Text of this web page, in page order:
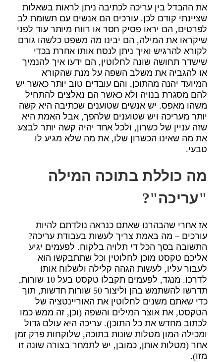
את ההבדל בין עריכה לכתיבה ניתן לראות בשאלות
שציינתי קודם לכן. עורכים הם אנשים עם תשומת לב
לפרטים, הם יראו פסיק חסר או רווח מיותר עוד לפני
שיקראו את המילה, הם יבינו מה משפט כלשהו גורם
לקורא להרגיש ואיך ניתן לנסח אותו אחרת בכדי
שישדר תחושה שונה לחלוטין, הם ידעו איך להנמיך
או להגביה את משלב השפה על מנת שהקורא
המיועד יהנה מהתוכן, והם עובדים טוב יותר כאשר יש
להם מסגרת בנויה ולא כאשר הם נאלצים להתחיל
משהו מאפס. יש אנשים שטוענים שכתיבה היא קשה
יותר מעריכה ויש שטוענים שלהפך, אבל האמת היא
שזה עניין של כשרון, ולכל אחד יהיה קשה יותר לבצע
את מה שאינו הכשרון שלו, את מה שלא מגיע לו
טבעי.
מה כוללת בתוכה המילה
"עריכה"?
אז אחרי שהבהרנו שאתם כנראה נולדתם להיות
עורכים – מה באמת צריך לעשות בעבודת עריכה?
התשובה בסך הכל די תלויה בלקוח. לפעמים יגיע
אליכם טקסט מוכן לחלוטין וכל שתתבקשו הוא
לעבור עליו, לעשות הגהה קלילה ולשלוח אותו
לדרכו. מנגד, לפעמים תקבלו טקסט בעל 10 שורות,
תדרשו להשתמש בהן וליצור 50 שורות חדשות, תוך
כדי שאתם משנים לחלוטין את האוריינטציה של
הטקסט, את אוצר המילים והשפה (וכן, זה ממש כמו
לכתוב מחדש את כל התוכן). עריכה היא עולם גדול
ומכילה המון מטלות שונות בתוכה, שלוקחות פרק זמן
אחר (מטלות אותן, כמובן, יש לתמחר בצורה שונה זו
מזו).